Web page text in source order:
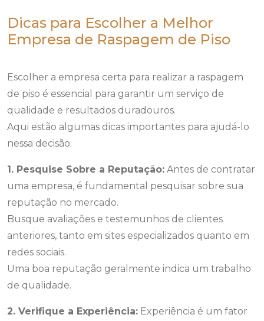
Dicas para Escolher a Melhor
Empresa de Raspagem de Piso
Escolher a empresa certa para realizar a raspagem
de piso é essencial para garantir um serviço de
qualidade e resultados duradouros.
Aqui estão algumas dicas importantes para ajudá-lo
nessa decisão.
1. Pesquise Sobre a Reputação: Antes de contratar
uma empresa, é fundamental pesquisar sobre sua
reputação no mercado.
Busque avaliações e testemunhos de clientes
anteriores, tanto em sites especializados quanto em
redes sociais.
Uma boa reputação geralmente indica um trabalho
de qualidade.
2. Verifique a Experiência: Experiência é um fator